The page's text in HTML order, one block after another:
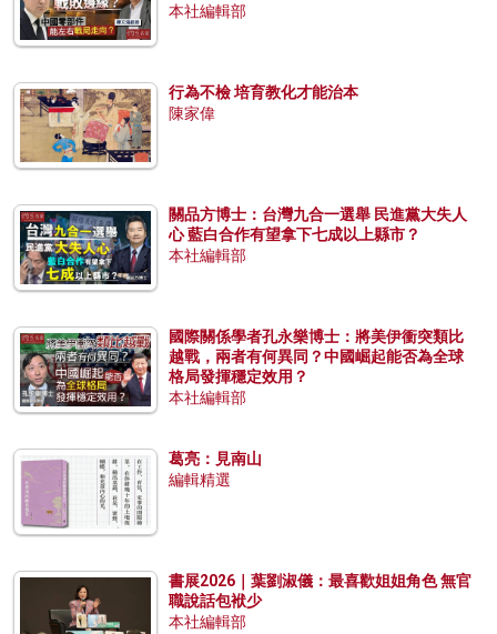
本社編輯部
行為不檢 培育教化才能治本
陳家偉
關品方博士：台灣九合一選舉 民進黨大失人
心 藍白合作有望拿下七成以上縣市？
本社編輯部
國際關係學者孔永樂博士：將美伊衝突類比
越戰，兩者有何異同？中國崛起能否為全球
格局發揮穩定效用？
本社編輯部
葛亮：見南山
編輯精選
書展2026｜葉劉淑儀：最喜歡姐姐角色 無官
職說話包袱少
本社編輯部